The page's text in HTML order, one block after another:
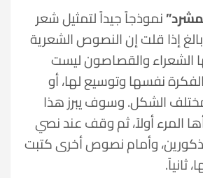
نموذجاً جيداً لتمثيل شعر
إذا قلت إن النصوص الشعرية
الشعراء والقصاصون ليست
نفسها وتوسيع لها، أو
الشكل. وسوف يبرز هذا
المرء أولاً، ثم وقف عند نصي
وأمام نصوص أخرى كتبت
ثانياً.